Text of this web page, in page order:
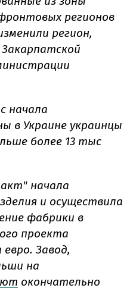
регионов
регион,
начала
в Украине украинцы
более 13 тыс
начала
и осуществила
фабрики в
проекта
Завод,
на
окончательно